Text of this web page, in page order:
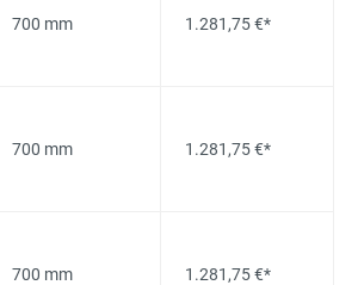
700 mm 1.281,75 €*
700 mm 1.281,75 €*
700 mm 1.281,75 €*